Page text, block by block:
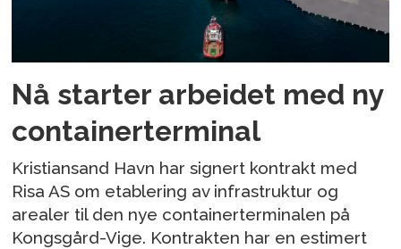
Nå starter arbeidet med ny
containerterminal
Kristiansand Havn har signert kontrakt med
Risa AS om etablering av infrastruktur og
arealer til den nye containerterminalen på
Kongsgård-Vige. Kontrakten har en estimert